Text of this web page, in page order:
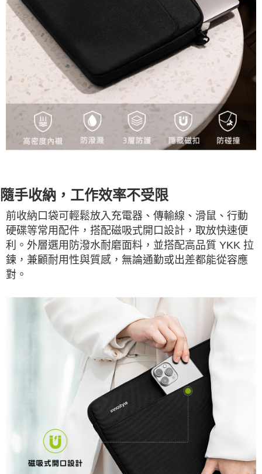
隨手收納，工作效率不受限
前收納口袋可輕鬆放入充電器、傳輸線、滑鼠、行動
硬碟等常用配件，搭配磁吸式開口設計，取放快速便
利。外層選用防潑水耐磨面料，並搭配高品質 YKK 拉
鍊，兼顧耐用性與質感，無論通勤或出差都能從容應
對。